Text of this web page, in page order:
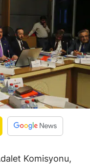
Komisyonu,